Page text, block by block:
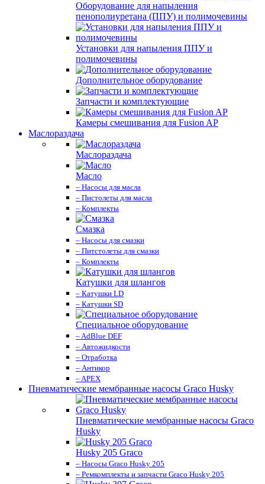
Оборудование для напыления
пенополиуретана (ППУ) и полимочевины
Установки для напыления ППУ и
полимочевины
Дополнительное оборудование
Запчасти и комплектующие
Камеры смешивания для Fusion AP
Маслораздача
Маслораздача
Масло
– Насосы для масла
– Пистолеты для масла
– Комплекты
Смазка
– Насосы для смазки
– Питстолеты для смазки
– Комплекты
Катушки для шлангов
– Катушки LD
– Катушки SD
Специальное оборудование
– AdBlue DEF
– Автожидкости
– Отработка
– Антикор
– APEX
Пневматические мембранные насосы Graco Husky
Пневматические мембранные насосы Graco
Husky
Husky 205 Graco
– Насосы Graco Husky 205
– Ремкомплекты и запчасти Graco Husky 205